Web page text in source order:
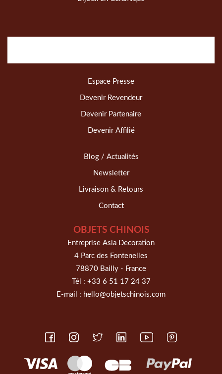
Espace Presse
Devenir Revendeur
Devenir Partenaire
Devenir Affilié
Blog / Actualités
Newsletter
Livraison & Retours
Contact
OBJETS CHINOIS
Entreprise Asia Decoration
4 Parc des Fontenelles
78870 Bailly - France
Tél : +33 6 51 17 24 37
E-mail : hello@objetschinois.com